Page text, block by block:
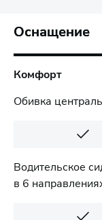
Оснащение
Комфорт
Обивка
Водительское
в 6